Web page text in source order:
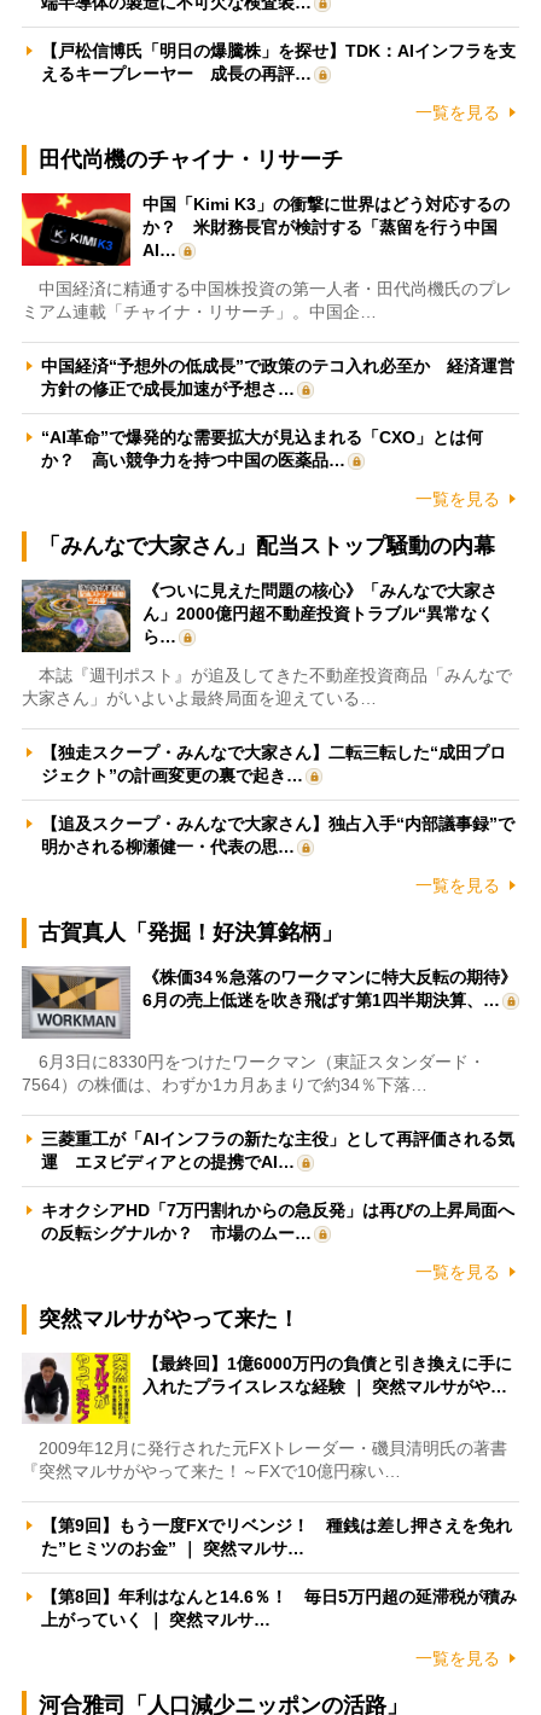
【戸松信博氏「明日の爆騰株」を探せ】TDK：AIインフラを支
えるキープレーヤー 成長の再評…
一覧を見る
田代尚機のチャイナ・リサーチ
中国「Kimi K3」の衝撃に世界はどう対応するの
か？ 米財務長官が検討する「蒸留を行う中国
AI…
中国経済に精通する中国株投資の第一人者・田代尚機氏のプレ
ミアム連載「チャイナ・リサーチ」。中国企…
中国経済“予想外の低成長”で政策のテコ入れ必至か 経済運営
方針の修正で成長加速が予想さ…
“AI革命”で爆発的な需要拡大が見込まれる「CXO」とは何
か？ 高い競争力を持つ中国の医薬品…
一覧を見る
「みんなで大家さん」配当ストップ騒動の内幕
《ついに見えた問題の核心》「みんなで大家さ
ん」2000億円超不動産投資トラブル“異常なく
ら…
本誌『週刊ポスト』が追及してきた不動産投資商品「みんなで
大家さん」がいよいよ最終局面を迎えている…
【独走スクープ・みんなで大家さん】二転三転した“成田プロ
ジェクト”の計画変更の裏で起き…
【追及スクープ・みんなで大家さん】独占入手“内部議事録”で
明かされる柳瀬健一・代表の思…
一覧を見る
古賀真人「発掘！好決算銘柄」
《株価34％急落のワークマンに特大反転の期待》
6月の売上低迷を吹き飛ばす第1四半期決算、…
6月3日に8330円をつけたワークマン（東証スタンダード・
7564）の株価は、わずか1カ月あまりで約34％下落…
三菱重工が「AIインフラの新たな主役」として再評価される気
運 エヌビディアとの提携でAI…
キオクシアHD「7万円割れからの急反発」は再びの上昇局面へ
の反転シグナルか？ 市場のムー…
一覧を見る
突然マルサがやって来た！
【最終回】1億6000万円の負債と引き換えに手に
入れたプライスレスな経験 ｜ 突然マルサがや…
2009年12月に発行された元FXトレーダー・磯貝清明氏の著書
『突然マルサがやって来た！～FXで10億円稼い…
【第9回】もう一度FXでリベンジ！ 種銭は差し押さえを免れ
た”ヒミツのお金” ｜ 突然マルサ…
【第8回】年利はなんと14.6％！ 毎日5万円超の延滞税が積み
上がっていく ｜ 突然マルサ…
一覧を見る
河合雅司「人口減少ニッポンの活路」